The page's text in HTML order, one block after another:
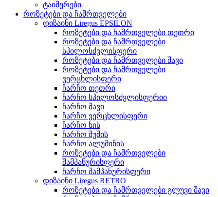
ტაიმერები
როზეტები და ჩამრთველები
დიზაინი Liregus EPSILON
როზეტები და ჩამრთველები თეთრი
როზეტები და ჩამრთველები
სპილოსძვლისფერი
როზეტები და ჩამრთველები შავი
როზეტები და ჩამრთველები
ვერცხლისფერი
ჩარჩო თეთრი
ჩარჩო სპილოსძვლისფერიი
ჩარჩო შავი
ჩარჩო ვერცხლისფერი
ჩარჩო ხის
ჩარჩო შუშის
ჩარჩო ალუმინის
როზეტები და ჩამრთველები
შამპანურისფერი
ჩარჩო შამპანურისფერი
დიზაინი Liregus RETRO
როზეტები და ჩამრთველები გლუვი შავი